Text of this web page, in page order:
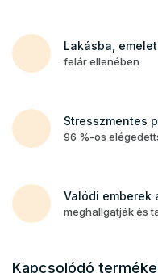
Lakásba,
felár ellenében
Stresszmentes
96 %-os
Valódi emberek
meghallgatják és
Kapcsolódó